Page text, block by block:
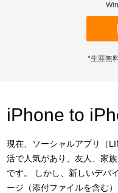
*生涯無
iPhone to
現在、ソーシャルアプリ（
活で人気があり、友人、家
です。 しかし、新しいデバ
ージ（添付ファイルを含む